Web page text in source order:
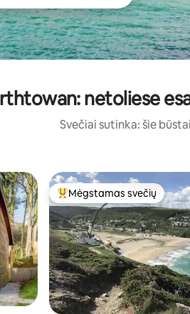
netoliese
Svečiai sutinka: šie
Svečių mėgstamiausias
Mėgstamas svečių